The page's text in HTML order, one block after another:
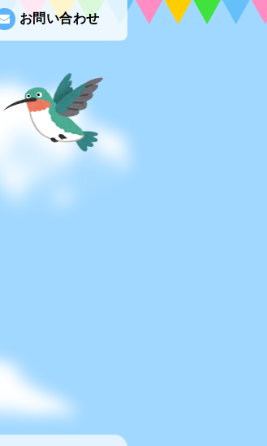
お問い合わせ